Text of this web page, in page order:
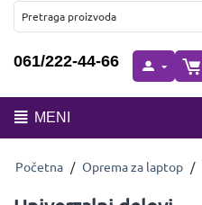
061/222-44-66
MENI
Početna / Oprema za laptop /